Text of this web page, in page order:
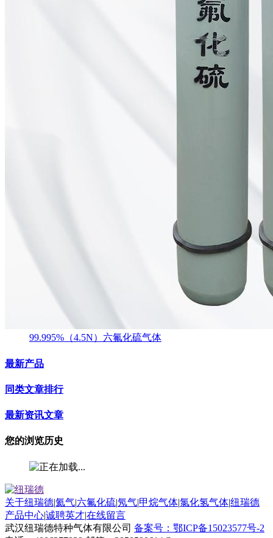
99.995%（4.5N）六氟化硫气体
最新产品
同类文章排行
最新资讯文章
您的浏览历史
关于纽瑞德|氦气|六氟化硫|氖气|甲烷气体|氯化氢气体|纽瑞德
产品中心|诚聘英才|在线留言
武汉纽瑞德特种气体有限公司 备案号：鄂ICP备15023577号-2